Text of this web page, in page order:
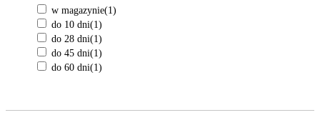
w magazynie(1)
do 10 dni(1)
do 28 dni(1)
do 45 dni(1)
do 60 dni(1)